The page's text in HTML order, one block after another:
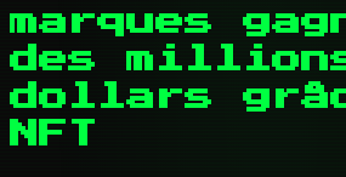
marques
des
dollars
NFT